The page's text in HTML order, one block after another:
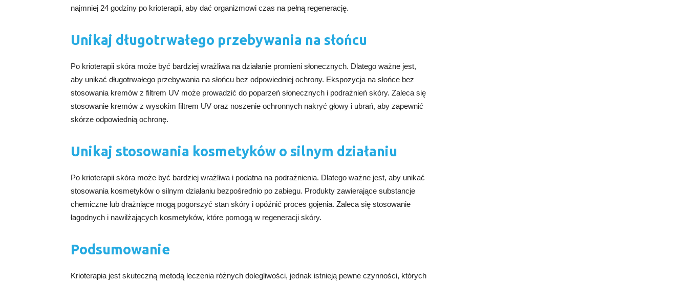
najmniej 24 godziny po krioterapii, aby dać organizmowi czas na pełną regenerację.
Unikaj długotrwałego przebywania na słońcu
Po krioterapii skóra może być bardziej wrażliwa na działanie promieni słonecznych. Dlatego ważne jest,
aby unikać długotrwałego przebywania na słońcu bez odpowiedniej ochrony. Ekspozycja na słońce bez
stosowania kremów z filtrem UV może prowadzić do poparzeń słonecznych i podrażnień skóry. Zaleca się
stosowanie kremów z wysokim filtrem UV oraz noszenie ochronnych nakryć głowy i ubrań, aby zapewnić
skórze odpowiednią ochronę.
Unikaj stosowania kosmetyków o silnym działaniu
Po krioterapii skóra może być bardziej wrażliwa i podatna na podrażnienia. Dlatego ważne jest, aby unikać
stosowania kosmetyków o silnym działaniu bezpośrednio po zabiegu. Produkty zawierające substancje
chemiczne lub drażniące mogą pogorszyć stan skóry i opóźnić proces gojenia. Zaleca się stosowanie
łagodnych i nawilżających kosmetyków, które pomogą w regeneracji skóry.
Podsumowanie
Krioterapia jest skuteczną metodą leczenia różnych dolegliwości, jednak istnieją pewne czynności, których